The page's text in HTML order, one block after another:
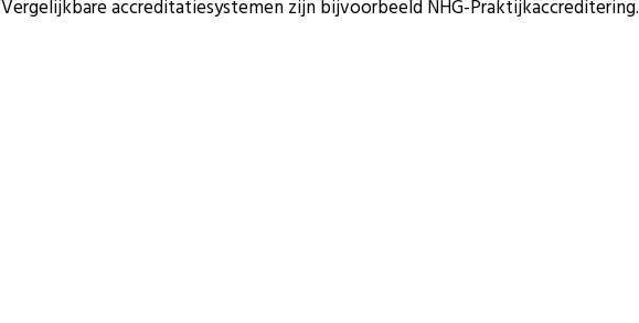
Vergelijkbare accreditatiesystemen zijn bijvoorbeeld NHG-Praktijkaccreditering.